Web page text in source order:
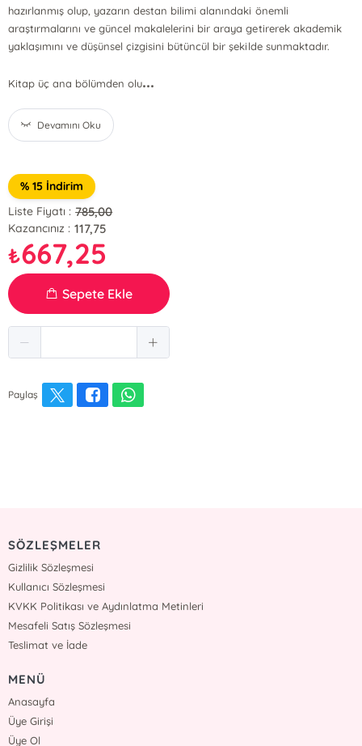
hazırlanmış olup, yazarın destan bilimi alanındaki önemli
araştırmalarını ve güncel makalelerini bir araya getirerek akademik
yaklaşımını ve düşünsel çizgisini bütüncül bir şekilde sunmaktadır.
Kitap üç ana bölümden olu...
Devamını Oku
% 15 İndirim
Liste Fiyatı : 785,00
Kazancınız : 117,75
₺667,25
Sepete Ekle
Paylaş
SÖZLEŞMELER
Gizlilik Sözleşmesi
Kullanıcı Sözleşmesi
KVKK Politikası ve Aydınlatma Metinleri
Mesafeli Satış Sözleşmesi
Teslimat ve İade
MENÜ
Anasayfa
Üye Girişi
Üye Ol